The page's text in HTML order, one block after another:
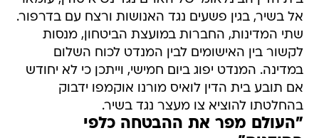
אל בשיר, בגין פשעים נגד האנושות ורצח עם בדרפור.
שתי המדינות, החברות במועצת הביטחון, מנסות
לקשור בין האישומים לבין המנדט לכוח השלום
במדינה. המנדט יפוג ביום חמישי, וייתכן כי לא יחודש
אם תובע בית הדין לואיס מורנו אוקמפו ידבוק
בהחלטתו להוציא צו מעצר נגד בשיר.
"העולם מפר את ההבטחה כלפי